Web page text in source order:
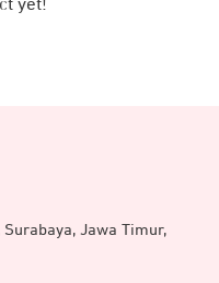
receiver, semua bisa
tombol yang ada di
berwarna biru untuk
yet!
Jawa Timur,